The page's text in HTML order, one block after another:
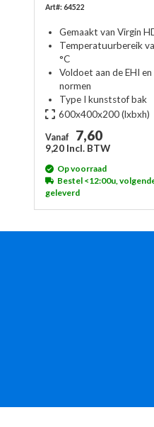
Art#: 64522
Gemaakt van Virgin
Temperatuurbereik
°C
Voldoet aan de EHI
normen
Type I kunststof bak
600x400x200(lxbxh)
Vanaf 7,60
9,20 Incl. BTW
Op voorraad
Bestel <12:00u,
geleverd